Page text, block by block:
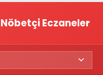
Eczaneler